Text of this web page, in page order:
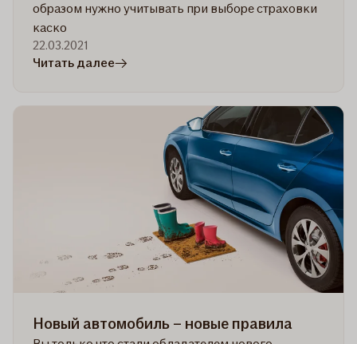
образом нужно учитывать при выборе страховки
каско
22.03.2021
Читать далеев
страхование
сэкономить
Новый автомобиль – новые правила